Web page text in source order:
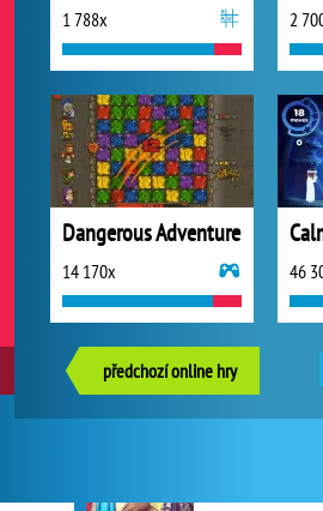
1 788x 2
Dangerous Adventure
14 170x 46
předchozí online hry